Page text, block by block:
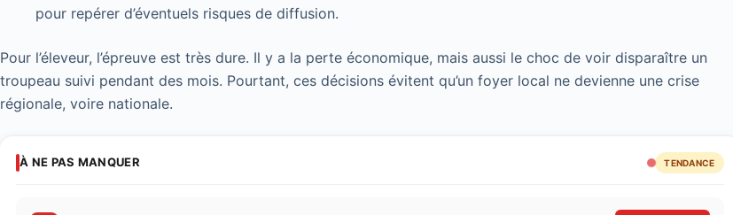
pour repérer d’éventuels risques de diffusion.
Pour l’éleveur, l’épreuve est très dure. Il y a la perte économique, mais aussi le choc de voir disparaître un
troupeau suivi pendant des mois. Pourtant, ces décisions évitent qu’un foyer local ne devienne une crise
régionale, voire nationale.
À NE PAS MANQUER TENDANCE